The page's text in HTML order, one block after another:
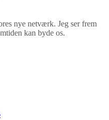
nye netværk. Jeg ser frem
kan byde os.